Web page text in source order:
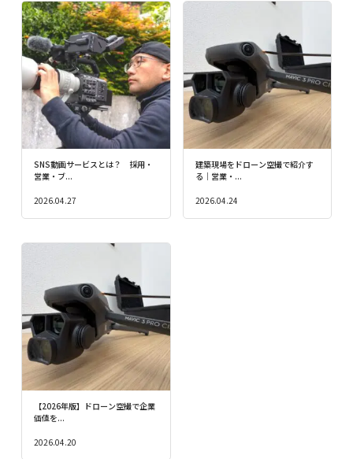
SNS動画サービスとは？ 採用・
営業・ブ...
2026.04.27
建築現場をドローン空撮で紹介す
る｜営業・...
2026.04.24
【2026年版】ドローン空撮で企業
価値を...
2026.04.20